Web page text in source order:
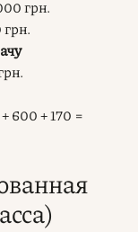
грн.
600 + 170 =